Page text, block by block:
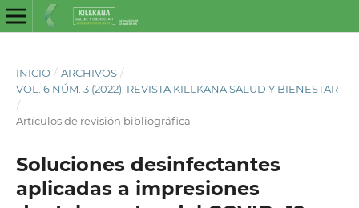
INICIO / ARCHIVOS /
VOL. 6 NÚM. 3 (2022): REVISTA KILLKANA SALUD Y BIENESTAR
/
Artículos de revisión bibliográfica
Soluciones desinfectantes
aplicadas a impresiones